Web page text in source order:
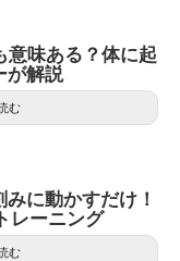
意味ある？体に起
が解説
む
に動かすだけ！
レーニング
む